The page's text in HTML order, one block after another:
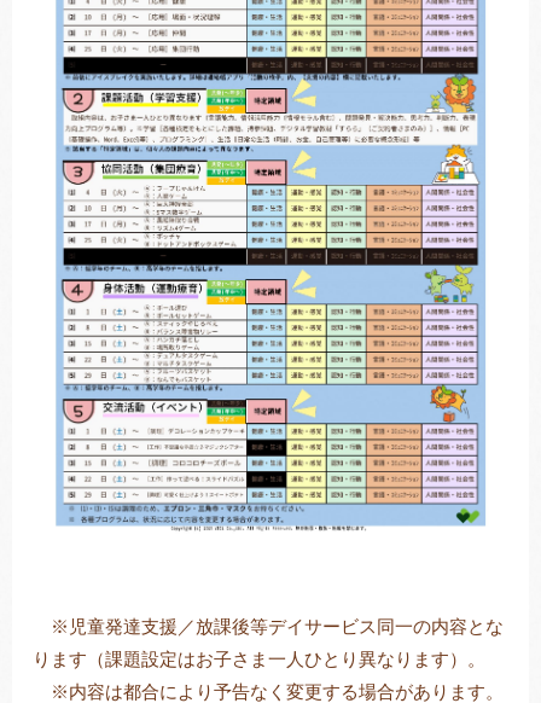
※児童発達支援／放課後等デイサービス同一の内容とな
ります（課題設定はお子さま一人ひとり異なります）。
※内容は都合により予告なく変更する場合があります。